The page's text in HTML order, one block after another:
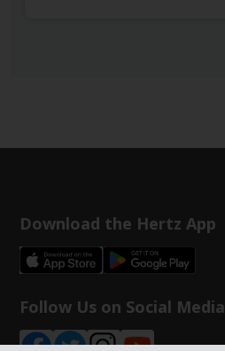
Download the Hertz App
Follow Us on Social Media